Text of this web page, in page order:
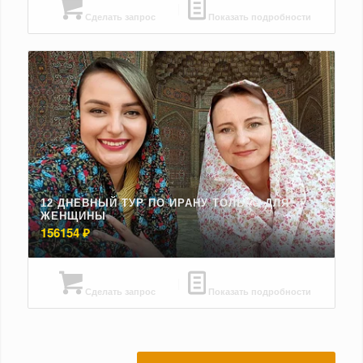
Сделать запрос Показать подробности
12 ДНЕВНЫЙ ТУР ПО ИРАНУ ТОЛЬКО ДЛЯ
ЖЕНЩИНЫ
156154₽
Сделать запрос Показать подробности